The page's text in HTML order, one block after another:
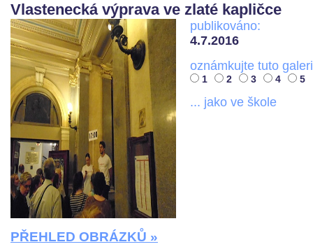
Vlastenecká výprava ve zlaté kapličce
publikováno:
4.7.2016
oznámkujte tuto
1 2 3 4 5
... jako ve škole
PŘEHLED OBRÁZKŮ »